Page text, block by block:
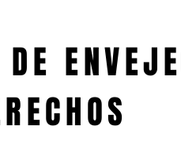
DE